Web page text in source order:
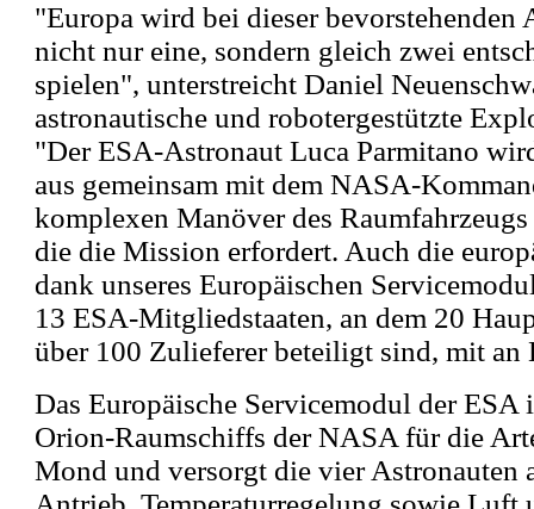
"Europa wird bei dieser bevorstehenden
nicht nur eine, sondern gleich zwei
spielen", unterstreicht Daniel
astronautische und robotergestützte
"Der ESA-Astronaut Luca Parmitano
aus gemeinsam mit dem NASA-
komplexen Manöver des
die die Mission erfordert. Auch die
dank unseres Europäischen
13 ESA-Mitgliedstaaten, an dem 20
über 100 Zulieferer beteiligt sind, mit an
Das Europäische Servicemodul der ESA
Orion-Raumschiffs der NASA für die
Mond und versorgt die vier Astronauten